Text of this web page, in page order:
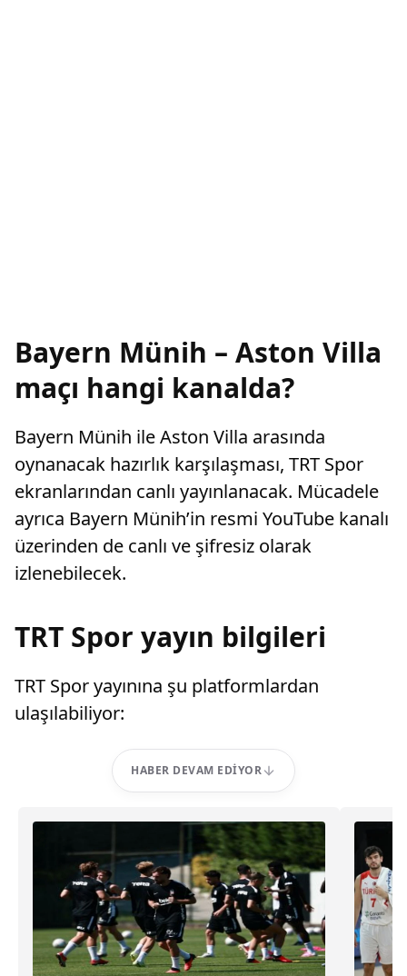
Bayern Münih – Aston Villa
maçı hangi kanalda?
Bayern Münih ile Aston Villa arasında
oynanacak hazırlık karşılaşması, TRT Spor
ekranlarından canlı yayınlanacak. Mücadele
ayrıca Bayern Münih’in resmi YouTube kanalı
üzerinden de canlı ve şifresiz olarak
izlenebilecek.
TRT Spor yayın bilgileri
TRT Spor yayınına şu platformlardan
ulaşılabiliyor:
HABER DEVAM EDIYOR